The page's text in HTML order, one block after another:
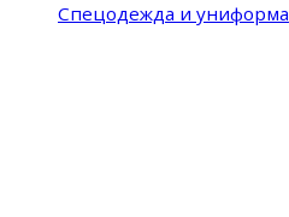
Спецодежда и униформа